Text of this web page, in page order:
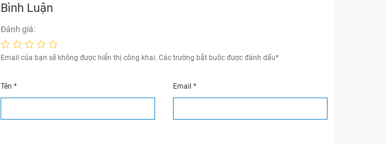
Bình Luận
Đánh giá:
Email của bạn sẽ không được hiển thị công khai. Các trường bắt buộc được đánh dấu*
Tên* Email *